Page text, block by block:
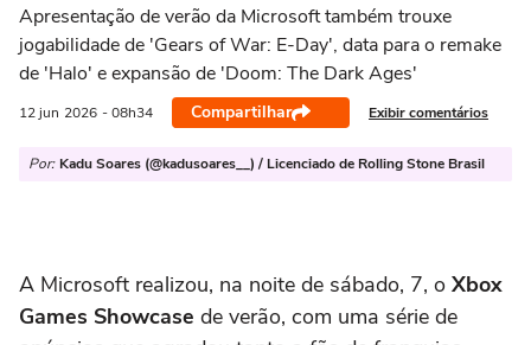
Apresentação de verão da Microsoft também trouxe
jogabilidade de 'Gears of War: E-Day', data para o remake
de 'Halo' e expansão de 'Doom: The Dark Ages'
12 jun 2026 - 08h34 Compartilhar Exibir comentários
Por: Kadu Soares (@kadusoares__) / Licenciado de Rolling Stone Brasil
A Microsoft realizou, na noite de sábado, 7, o Xbox
Games Showcase de verão, com uma série de